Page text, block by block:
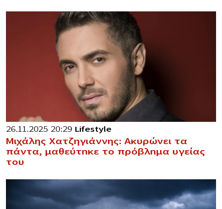
26.11.2025 20:29 Lifestyle
Μιχάλης Χατζηγιάννης: Ακυρώνει τα
πάντα, μαθεύτnκε το πρόβλnμα υγείας
του